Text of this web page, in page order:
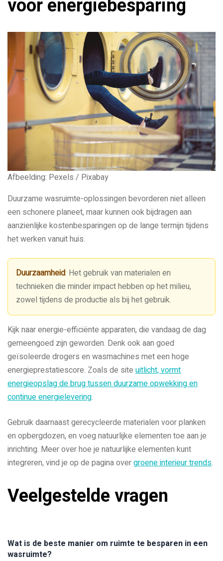
voor energiebesparing
Afbeelding: Pexels / Pixabay
Duurzame wasruimte-oplossingen bevorderen niet alleen
een schonere planeet, maar kunnen ook bijdragen aan
aanzienlijke kostenbesparingen op de lange termijn tijdens
het werken vanuit huis.
Duurzaamheid: Het gebruik van materialen en
technieken die minder impact hebben op het milieu,
zowel tijdens de productie als bij het gebruik.
Kijk naar energie-efficiënte apparaten, die vandaag de dag
gemeengoed zijn geworden. Denk ook aan goed
geïsoleerde drogers en wasmachines met een hoge
energieprestatiescore. Zoals de site uitlicht, vormt
energieopslag de brug tussen duurzame opwekking en
continue energielevering.
Gebruik daarnaast gerecycleerde materialen voor planken
en opbergdozen, en voeg natuurlijke elementen toe aan je
inrichting. Meer over hoe je natuurlijke elementen kunt
integreren, vind je op de pagina overgroene interieur trends.
Veelgestelde vragen
Wat is de beste manier om ruimte te besparen in een
wasruimte?